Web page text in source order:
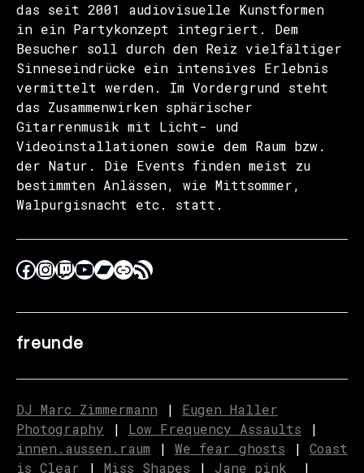
das seit 2001 audiovisuelle Kunstformen
in ein Partykonzept integriert. Dem
Besucher soll durch den Reiz vielfältiger
Sinneseindrücke ein intensives Erlebnis
vermittelt werden. Im Vordergrund steht
das Zusammenwirken sphärischer
Gitarrenmusik mit Licht- und
Videoinstallationen sowie dem Raum bzw.
der Natur. Die Events finden meist zu
bestimmten Anlässen, wie Mittsommer,
Walpurgisnacht etc. statt.
freunde
DJ Marc Zimmermann | Eugen Haller
Photography | Low Frequency Assaults |
innen.aussen.raum | We fear ghosts | Coast
is Clear | Miss Shapes | Jane_pink_ |